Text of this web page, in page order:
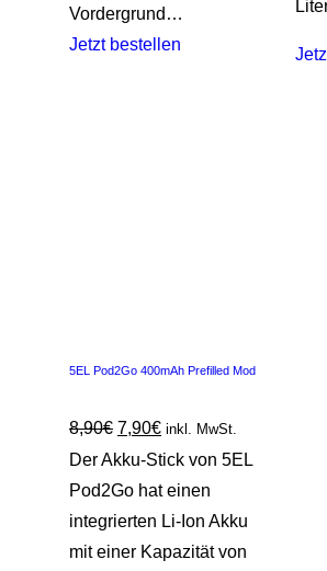
Vordergrund…
Jetzt bestellen
5EL Pod2Go 400mAh Prefilled Mod
8,90€ 7,90€ inkl. MwSt.
Der Akku-Stick von 5EL
Pod2Go hat einen
integrierten Li-Ion Akku
mit einer Kapazität von